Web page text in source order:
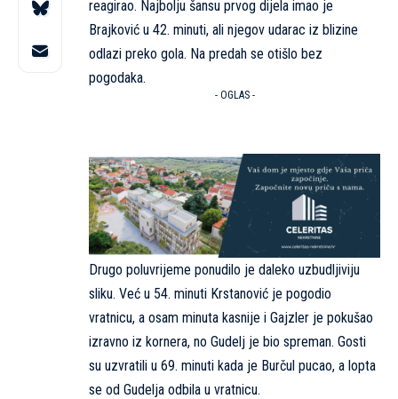
reagirao. Najbolju šansu prvog dijela imao je
Brajković u 42. minuti, ali njegov udarac iz blizine
odlazi preko gola. Na predah se otišlo bez
pogodaka.
- OGLAS -
Drugo poluvrijeme ponudilo je daleko uzbudljiviju
sliku. Već u 54. minuti Krstanović je pogodio
vratnicu, a osam minuta kasnije i Gajzler je pokušao
izravno iz kornera, no Gudelj je bio spreman. Gosti
su uzvratili u 69. minuti kada je Burčul pucao, a lopta
se od Gudelja odbila u vratnicu.